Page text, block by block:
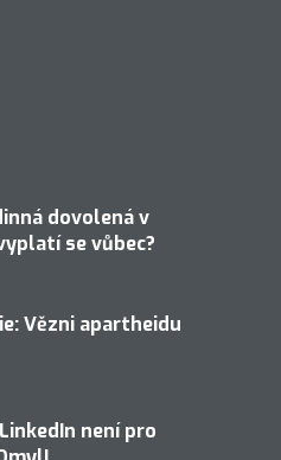
dovolená v
se vůbec?
Vězni apartheidu
není pro